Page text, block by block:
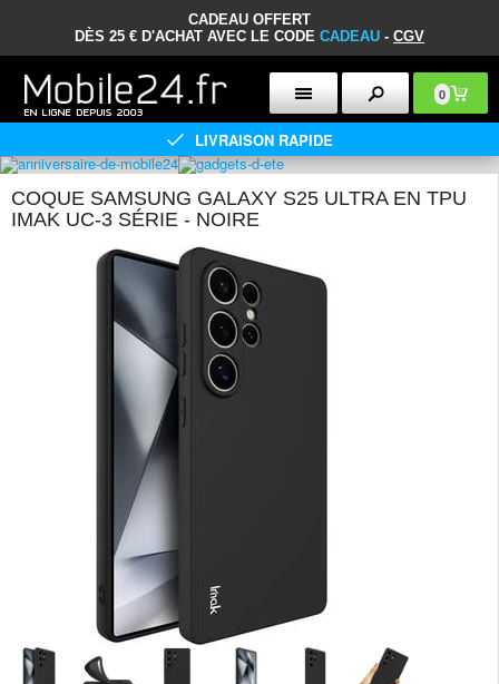
CADEAU OFFERT
DÈS 25 € D'ACHAT AVEC LE CODE CADEAU - CGV
0
LIVRAISON RAPIDE
COQUE SAMSUNG GALAXY S25 ULTRA EN TPU
IMAK UC-3 SÉRIE - NOIRE